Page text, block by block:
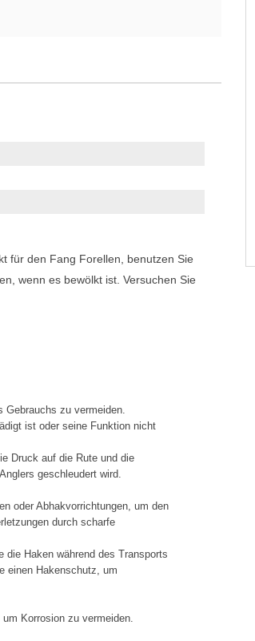
für den Fang Forellen, benutzen Sie
wenn es bewölkt ist. Versuchen Sie
Gebrauchs zu vermeiden.
ist oder seine Funktion nicht
Druck auf die Rute und die
geschleudert wird.
oder Abhakvorrichtungen, um den
durch scharfe
Haken während des Transports
einen Hakenschutz, um
Korrosion zu vermeiden.